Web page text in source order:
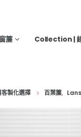
簾 Collection |
製化選擇 百葉簾,